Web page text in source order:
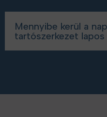
Mennyibe kerül a
tartószerkezet